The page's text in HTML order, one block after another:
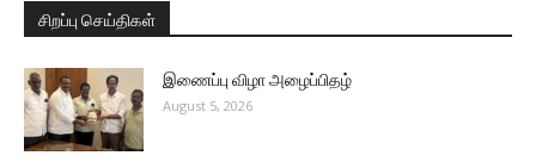
சிறப்பு செய்திகள்
இணைப்பு விழா அழைப்பிதழ்
August 5, 2026